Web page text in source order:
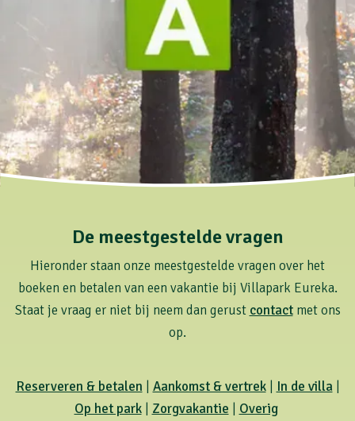
De meestgestelde vragen
Hieronder staan onze meestgestelde vragen over het
boeken en betalen van een vakantie bij Villapark Eureka.
Staat je vraag er niet bij neem dan gerust contactmet ons
op.
Reserveren & betalen Aankomst & vertrek| In de villa
Op het park| Zorgvakantie Overig